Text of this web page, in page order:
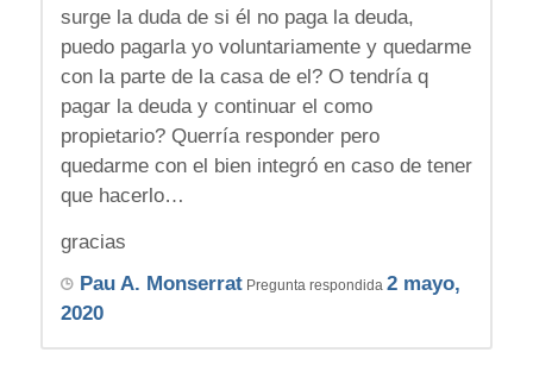
surge la duda de si él no paga la deuda,
puedo pagarla yo voluntariamente y quedarme
con la parte de la casa de el? O tendría q
pagar la deuda y continuar el como
propietario? Querría responder pero
quedarme con el bien integró en caso de tener
que hacerlo…
gracias
Pau A. MonserratPregunta respondida 2 mayo,
2020